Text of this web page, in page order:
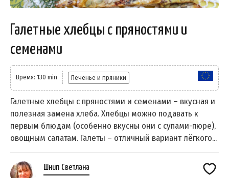
Галетные хлебцы с пряностями и
семенами
Время: 130 min Печенье и пряники
Галетные хлебцы с пряностями и семенами – вкусная и
полезная замена хлеба. Хлебцы можно подавать к
первым блюдам (особенно вкусны они с супами-пюре),
овощным салатам. Галеты – отличный вариант лёгкого...
Шнип Светлана